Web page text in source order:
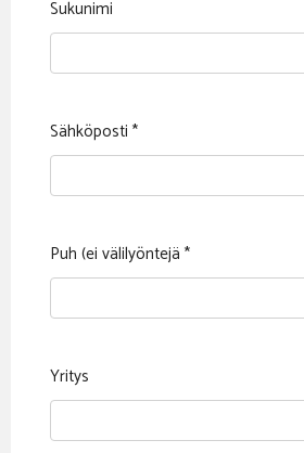
Sukunimi
Sähköposti *
Puh (ei välilyöntejä *
Yritys